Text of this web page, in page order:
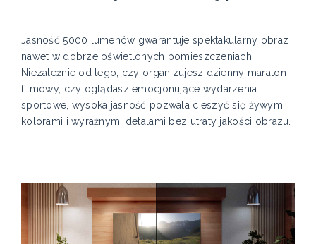
Jasność 5000 lumenów gwarantuje spektakularny obraz
nawet w dobrze oświetlonych pomieszczeniach.
Niezależnie od tego, czy organizujesz dzienny maraton
filmowy, czy oglądasz emocjonujące wydarzenia
sportowe, wysoka jasność pozwala cieszyć się żywymi
kolorami i wyraźnymi detalami bez utraty jakości obrazu.